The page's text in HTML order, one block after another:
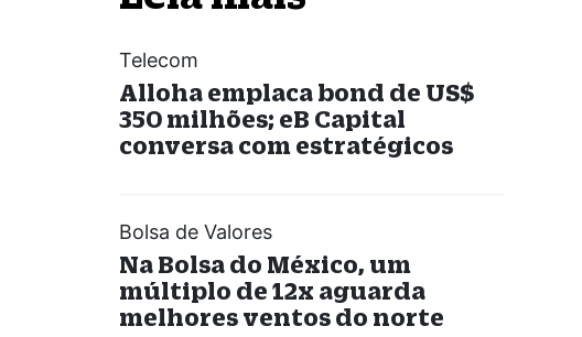
Telecom
Alloha emplaca bond de US$
350 milhões; eB Capital
conversa com estratégicos
Bolsa de Valores
Na Bolsa do México, um
múltiplo de 12x aguarda
melhores ventos do norte